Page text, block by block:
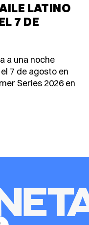
LATINO
7 DE
a una noche
7 de agosto en
Series 2026 en